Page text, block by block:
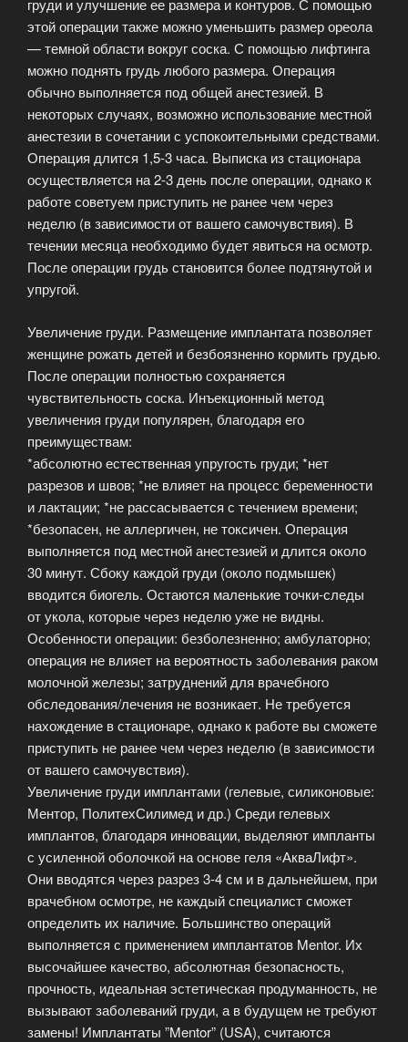
груди и улучшение ее размера и контуров. С помощью
этой операции также можно уменьшить размер ореола
— темной области вокруг соска. С помощью лифтинга
можно поднять грудь любого размера. Операция
обычно выполняется под общей анестезией. В
некоторых случаях, возможно использование местной
анестезии в сочетании с успокоительными средствами.
Операция длится 1,5-3 часа. Выписка из стационара
осуществляется на 2-3 день после операции, однако к
работе советуем приступить не ранее чем через
неделю (в зависимости от вашего самочувствия). В
течении месяца необходимо будет явиться на осмотр.
После операции грудь становится более подтянутой и
упругой.
Увеличение груди. Размещение имплантата позволяет
женщине рожать детей и безбоязненно кормить грудью.
После операции полностью сохраняется
чувствительность соска. Инъекционный метод
увеличения груди популярен, благодаря его
преимуществам:
*абсолютно естественная упругость груди; *нет
разрезов и швов; *не влияет на процесс беременности
и лактации; *не рассасывается с течением времени;
*безопасен, не аллергичен, не токсичен. Операция
выполняется под местной анестезией и длится около
30 минут. Сбоку каждой груди (около подмышек)
вводится биогель. Остаются маленькие точки-следы
от укола, которые через неделю уже не видны.
Особенности операции: безболезненно; амбулаторно;
операция не влияет на вероятность заболевания раком
молочной железы; затруднений для врачебного
обследования/лечения не возникает. Не требуется
нахождение в стационаре, однако к работе вы сможете
приступить не ранее чем через неделю (в зависимости
от вашего самочувствия).
Увеличение груди имплантами (гелевые, силиконовые:
Ментор, ПолитехСилимед и др.) Среди гелевых
имплантов, благодаря инновации, выделяют импланты
с усиленной оболочкой на основе геля «АкваЛифт».
Они вводятся через разрез 3-4 см и в дальнейшем, при
врачебном осмотре, не каждый специалист сможет
определить их наличие. Большинство операций
выполняется с применением имплантатов Mentor. Их
высочайшее качество, абсолютная безопасность,
прочность, идеальная эстетическая продуманность, не
вызывают заболеваний груди, а в будущем не требуют
замены! Имплантаты ”Mentor” (USA), считаются